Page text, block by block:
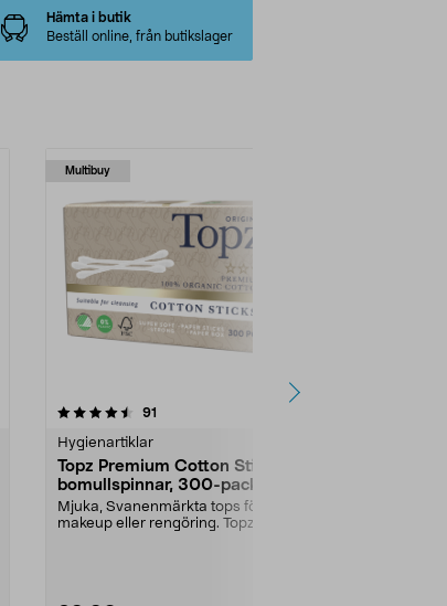
Hämta i butik
Beställ online, från butikslager
Multibuy
91
Hygienartiklar
Topz Premium Cotton Sticks
bomullspinnar, 300-pack
Mjuka, Svanenmärkta tops för
makeup eller rengöring. Topz
4.5 av 5 stjärnor